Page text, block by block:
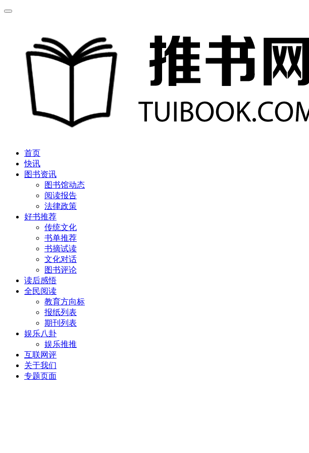
首页
快讯
图书资讯
图书馆动态
阅读报告
法律政策
好书推荐
传统文化
书单推荐
书摘试读
文化对话
图书评论
读后感悟
全民阅读
教育方向标
报纸列表
期刊列表
娱乐八卦
娱乐推推
互联网评
关于我们
专题页面